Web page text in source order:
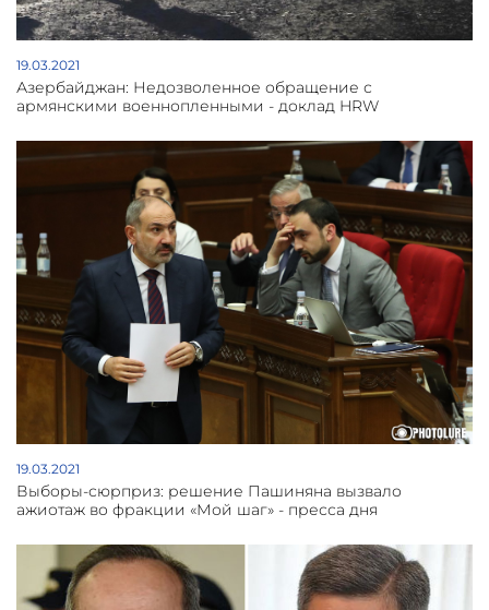
19.03.2021
Азербайджан: Недозволенное обращение с
армянскими военнопленными - доклад HRW
19.03.2021
Выборы-сюрприз: решение Пашиняна вызвало
ажиотаж во фракции «Мой шаг» - пресса дня